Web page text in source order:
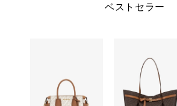
ベストセラー